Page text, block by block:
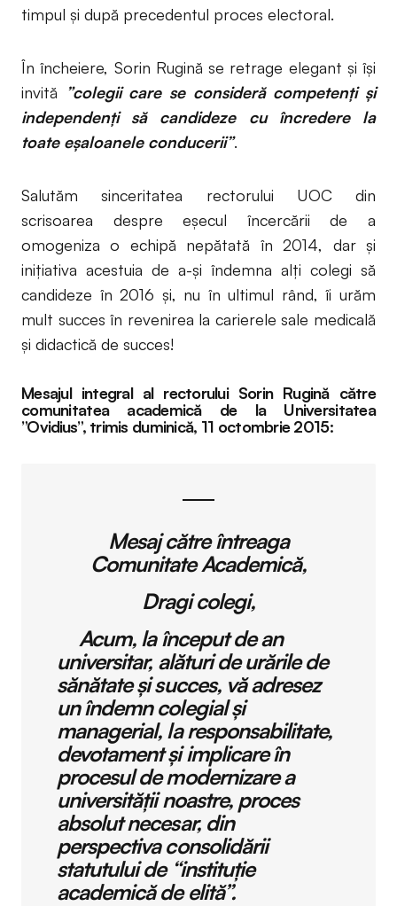
timpul și după precedentul proces electoral.
În încheiere, Sorin Rugină se retrage elegant și își
invită ”colegii care se consideră competenți și
independenți să candideze cu încredere la
toate eșaloanele conducerii”.
Salutăm sinceritatea rectorului UOC din
scrisoarea despre eșecul încercării de a
omogeniza o echipă nepătată în 2014, dar și
inițiativa acestuia de a-și îndemna alți colegi să
candideze în 2016 și, nu în ultimul rând, îi urăm
mult succes în revenirea la carierele sale medicală
și didactică de succes!
Mesajul integral al rectorului Sorin Rugină către
comunitatea academică de la Universitatea
”Ovidius”, trimis duminică, 11 octombrie 2015:
Mesaj către întreaga
Comunitate Academică,
Dragi colegi,
Acum, la început de an
universitar, alături de urările de
sănătate și succes, vă adresez
un îndemn colegial și
managerial, la responsabilitate,
devotament și implicare în
procesul de modernizare a
universității noastre, proces
absolut necesar, din
perspectiva consolidării
statutului de “instituție
academică de elită”.